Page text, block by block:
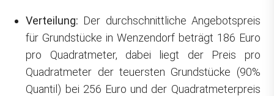
Verteilung: Der durchschnittliche Angebotspreis
für Grundstücke in Wenzendorf beträgt 186 Euro
pro Quadratmeter, dabei liegt der Preis pro
Quadratmeter der teuersten Grundstücke (90%
Quantil) bei 256 Euro und der Quadratmeterpreis